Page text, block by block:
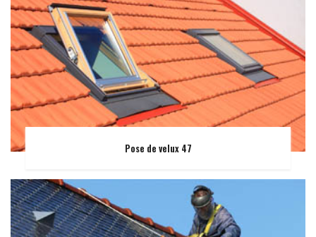
Pose de velux 47